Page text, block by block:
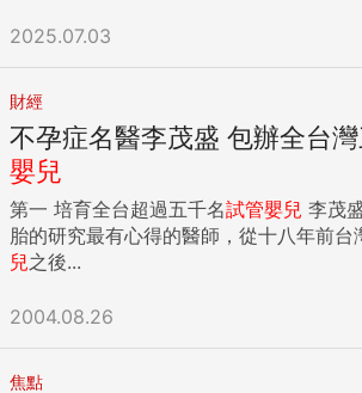
2025.07.03
財經
不孕症名醫李茂盛 包辦全台
嬰兒
第一 培育全台超過五千名試管嬰兒
胎的研究最有心得的醫師，從十八年前台
兒之後...
2004.08.26
焦點